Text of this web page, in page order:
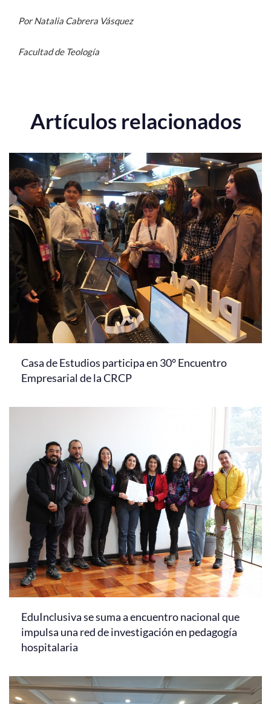
Por Natalia Cabrera Vásquez
Facultad de Teología
Artículos relacionados
Casa de Estudios participa en 30° Encuentro
Empresarial de la CRCP
EduInclusiva se suma a encuentro nacional que
impulsa una red de investigación en pedagogía
hospitalaria